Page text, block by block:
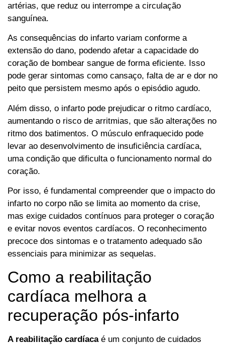
artérias, que reduz ou interrompe a circulação
sanguínea.
As consequências do infarto variam conforme a
extensão do dano, podendo afetar a capacidade do
coração de bombear sangue de forma eficiente. Isso
pode gerar sintomas como cansaço, falta de ar e dor no
peito que persistem mesmo após o episódio agudo.
Além disso, o infarto pode prejudicar o ritmo cardíaco,
aumentando o risco de arritmias, que são alterações no
ritmo dos batimentos. O músculo enfraquecido pode
levar ao desenvolvimento de insuficiência cardíaca,
uma condição que dificulta o funcionamento normal do
coração.
Por isso, é fundamental compreender que o impacto do
infarto no corpo não se limita ao momento da crise,
mas exige cuidados contínuos para proteger o coração
e evitar novos eventos cardíacos. O reconhecimento
precoce dos sintomas e o tratamento adequado são
essenciais para minimizar as sequelas.
Como a reabilitação
cardíaca melhora a
recuperação pós-infarto
A reabilitação cardíacaé um conjunto de cuidados